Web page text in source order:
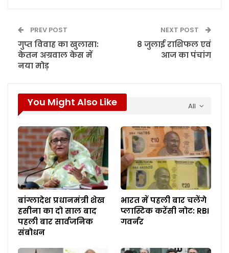
PREV POST
गुप्त विवाह का खुलासा:
केतन अग्रवाल केस में
नया मोड़
NEXT POST
8 जुलाई राशिफल एवं
आज का पंचांग
All
You Might Also Like
बांग्लादेश प्रधानमंत्री शेख
हसीना का दो साल बाद
पहली बार सार्वजनिक
संबोधन
भारत में पहली बार चलेंगे
प्लास्टिक करेंसी नोट: RBI
गवर्नर